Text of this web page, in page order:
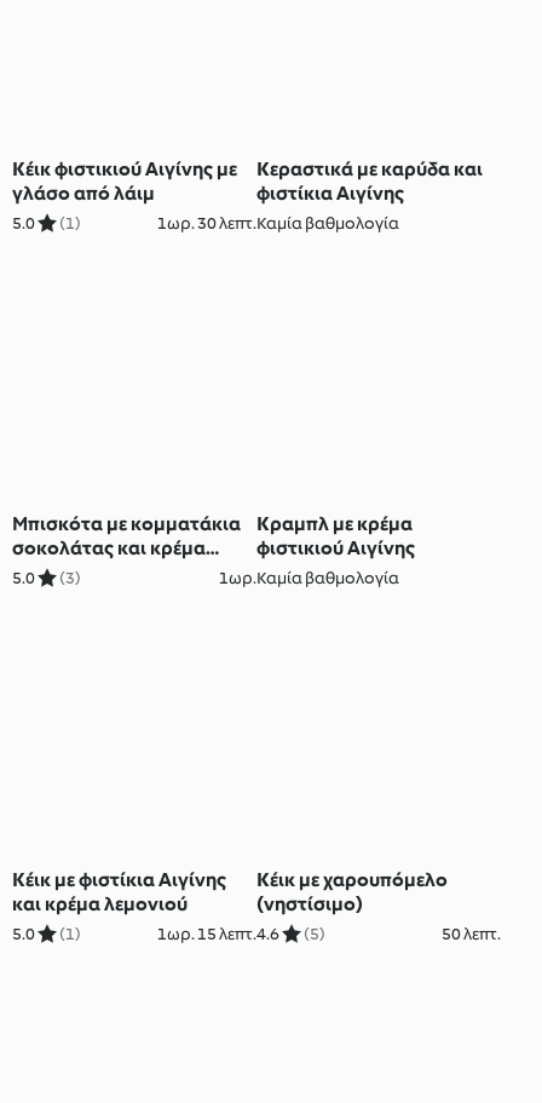
Κέικ φιστικιού Αιγίνης με
γλάσο από λάιμ
5.0 (1) 1ωρ. 30 λεπτ.
Κεραστικά με καρύδα και
φιστίκια Αιγίνης
Καμία βαθμολογία
Μπισκότα με κομματάκια
σοκολάτας και κρέμα
φιστικιού Αιγίνης
5.0 (3) 1ωρ.
Κραμπλ με κρέμα
φιστικιού Αιγίνης
Καμία βαθμολογία
Κέικ με φιστίκια Αιγίνης
και κρέμα λεμονιού
5.0 (1) 1ωρ. 15 λεπτ.
Κέικ με χαρουπόμελο
(νηστίσιμο)
4.6 (5) 50 λεπτ.